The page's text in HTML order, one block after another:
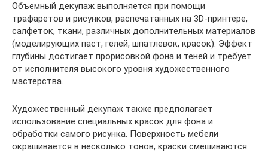
Объемный декупаж выполняется при помощи
трафаретов и рисунков, распечатанных на 3D-принтере,
салфеток, ткани, различных дополнительных материалов
(моделирующих паст, гелей, шпатлевок, красок). Эффект
глубины достигает прорисовкой фона и теней и требует
от исполнителя высокого уровня художественного
мастерства.
Художественный декупаж также предполагает
использование специальных красок для фона и
обработки самого рисунка. Поверхность мебели
окрашивается в несколько тонов, краски смешиваются